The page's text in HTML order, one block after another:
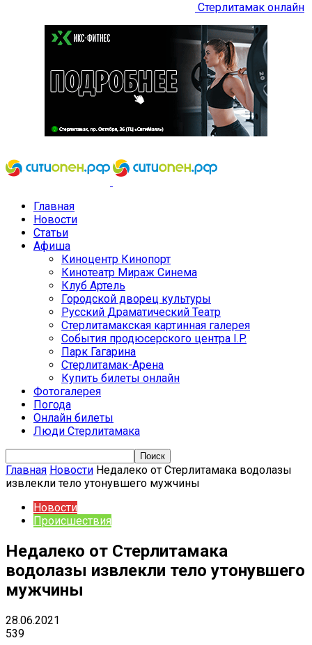
Стерлитамак онлайн
Главная
Новости
Статьи
Афиша
Киноцентр Кинопорт
Кинотеатр Мираж Синема
Клуб Артель
Городской дворец культуры
Русский Драматический Театр
Стерлитамакская картинная галерея
События продюсерского центра I.P.
Парк Гагарина
Стерлитамак-Арена
Купить билеты онлайн
Фотогалерея
Погода
Онлайн билеты
Люди Стерлитамака
Главная Новости Недалеко от Стерлитамака водолазы
извлекли тело утонувшего мужчины
Новости
Происшествия
Недалеко от Стерлитамака
водолазы извлекли тело утонувшего
мужчины
28.06.2021
539